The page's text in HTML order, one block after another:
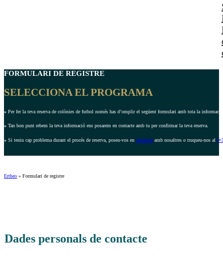
FORMULARI DE REGISTRE
SELECCIONA EL PROGRAMA
» Per fer la teva reserva de colònies de futbol només has d’omplir el següent formulari amb tota la
» Tan bon punt rebem la teva informació ens posarem en contacte amb tu per confirmar la teva reserva.
» Si teniu cap problema durant el procés de reserva, poseu-vos en contacte amb nosaltres o truqueu-nos al
Ertheo » Formulari de registre
Dades personals de contacte